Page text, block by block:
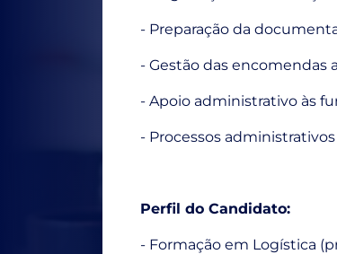
- Preparação da
- Gestão das encomendas
- Apoio administrativo às
- Processos
Perfil do Candidato:
- Formação em Logística